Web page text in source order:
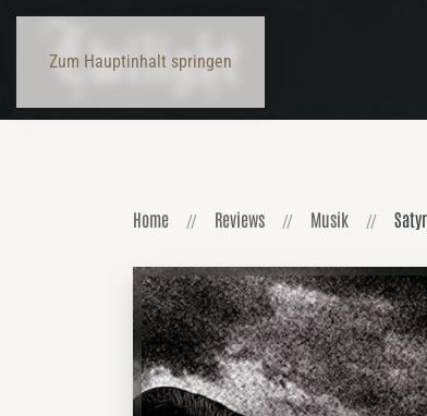
Zum Hauptinhalt springen
Home Reviews Musik